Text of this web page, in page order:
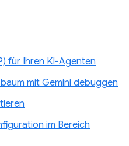
für Ihren KI-Agenten
mit Gemini debuggen
im Bereich